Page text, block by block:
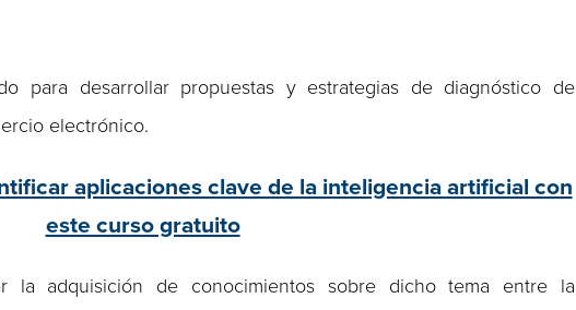
para desarrollar propuestas y estrategias de diagnóstico de
electrónico.
aplicaciones clave de la inteligencia artificial con
este curso gratuito
adquisición de conocimientos sobre dicho tema entre la